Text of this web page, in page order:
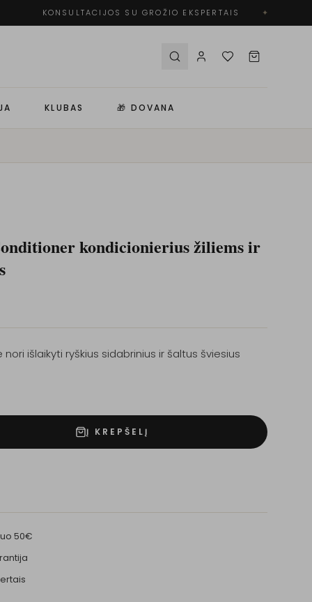
KONSULTACIJOS SU GROŽIO EKSPERTAIS ✦
KLUBAS 🎁 DOVANA
kondicionierius žiliems ir
išlaikyti ryškius sidabrinius ir šaltus šviesius
Į KREPŠELĮ
50€